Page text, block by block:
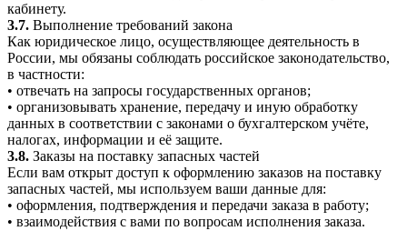
кабинету.
3.7. Выполнение требований закона
Как юридическое лицо, осуществляющее деятельность в
России, мы обязаны соблюдать российское законодательство,
в частности:
• отвечать на запросы государственных органов;
• организовывать хранение, передачу и иную обработку
данных в соответствии с законами о бухгалтерском учёте,
налогах, информации и её защите.
3.8. Заказы на поставку запасных частей
Если вам открыт доступ к оформлению заказов на поставку
запасных частей, мы используем ваши данные для:
• оформления, подтверждения и передачи заказа в работу;
• взаимодействия с вами по вопросам исполнения заказа.